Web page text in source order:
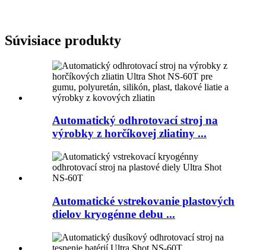
Súvisiace produkty
Automatický odhrotovací stroj na
výrobky z horčíkovej zliatiny ...
Automatické vstrekovanie plastových
dielov kryogénne debu ...